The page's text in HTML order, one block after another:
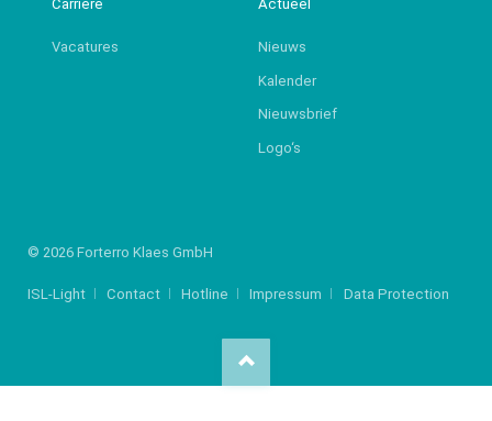
Carrière
Vacatures
Actueel
Nieuws
Kalender
Nieuwsbrief
Logo‘s
© 2026 Forterro Klaes GmbH
ISL-Light Contact Hotline Impressum Data Protection